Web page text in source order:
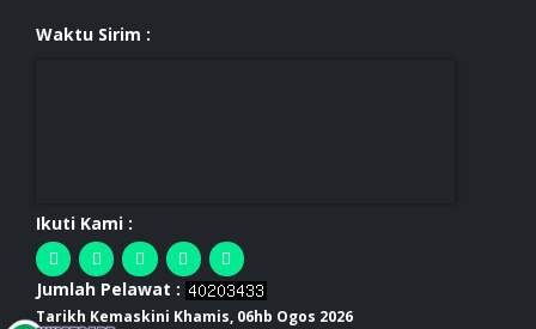
Waktu Sirim :
Ikuti Kami :
Jumlah Pelawat :
Tarikh Kemaskini Khamis, 06hb Ogos 2026